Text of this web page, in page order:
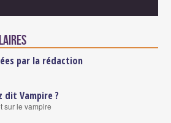
par la rédaction
dit Vampire ?
sur le vampire